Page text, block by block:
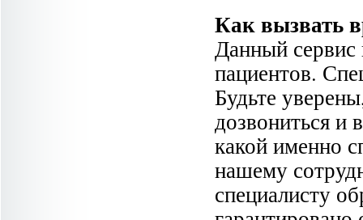
Как вызвать
Данный сервис
пациентов.
Будьте
дозвониться и
какой именно
нашему
специалисту